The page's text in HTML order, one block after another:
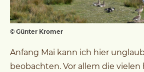
© Günter Kromer
Anfang Mai kann ich hier
beobachten. Vor allem die